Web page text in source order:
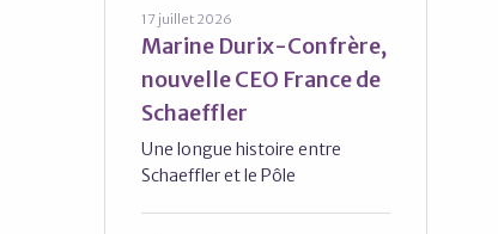
17 juillet 2026
Marine Durix-Confrère,
nouvelle CEO France de
Schaeffler
Une longue histoire entre
Schaeffler et le Pôle